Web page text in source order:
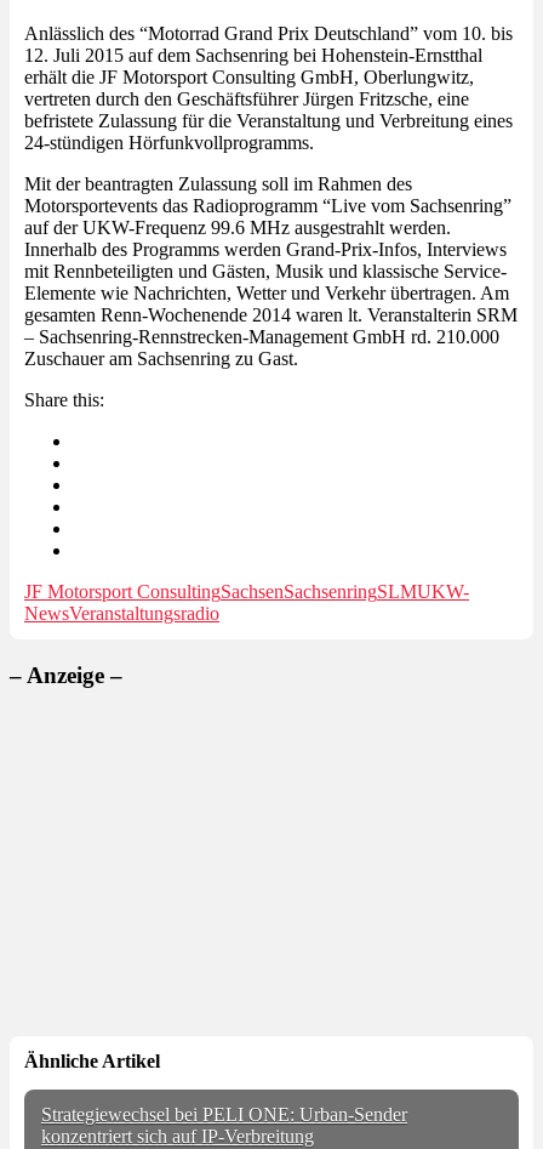
Anlässlich des “Motorrad Grand Prix Deutschland” vom 10. bis
12. Juli 2015 auf dem Sachsenring bei Hohenstein-Ernstthal
erhält die JF Motorsport Consulting GmbH, Oberlungwitz,
vertreten durch den Geschäftsführer Jürgen Fritzsche, eine
befristete Zulassung für die Veranstaltung und Verbreitung eines
24-stündigen Hörfunkvollprogramms.
Mit der beantragten Zulassung soll im Rahmen des
Motorsportevents das Radioprogramm “Live vom Sachsenring”
auf der UKW-Frequenz 99.6 MHz ausgestrahlt werden.
Innerhalb des Programms werden Grand-Prix-Infos, Interviews
mit Rennbeteiligten und Gästen, Musik und klassische Service-
Elemente wie Nachrichten, Wetter und Verkehr übertragen. Am
gesamten Renn-Wochenende 2014 waren lt. Veranstalterin SRM
– Sachsenring-Rennstrecken-Management GmbH rd. 210.000
Zuschauer am Sachsenring zu Gast.
Share this:
JF Motorsport ConsultingSachsenSachsenringSLMUKW-
NewsVeranstaltungsradio
– Anzeige –
Ähnliche Artikel
Strategiewechsel bei PELI ONE: Urban-Sender
konzentriert sich auf IP-Verbreitung